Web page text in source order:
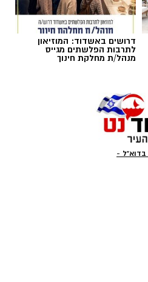
ואושר אביטן חובשים
ברוכב אופנוע שנפגע
הענקנו לרוכב טיפול
'אסותא' כשמצבו
דרושים באשדוד: המוזיאון
לתרבות הפלשתים מגייס
מנהל/ת מחלקת חינוך
בדוא"ל -